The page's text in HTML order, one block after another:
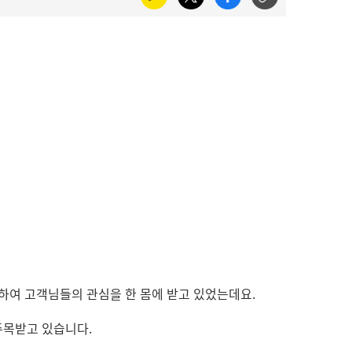
고객님들의 관심을 한 몸에 받고 있었는데요.
받고 있습니다.